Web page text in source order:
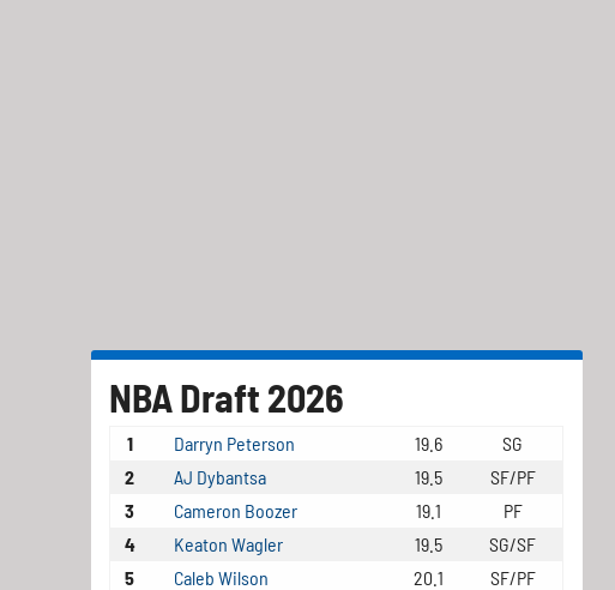
NBA Draft 2026
1 Darryn Peterson 19.6
SG
2
AJ Dybantsa 19.5
SF/PF
3
Cameron Boozer 19.1
PF
4
Keaton Wagler 19.5
SG/SF
5
Caleb Wilson 20.1 SF/PF